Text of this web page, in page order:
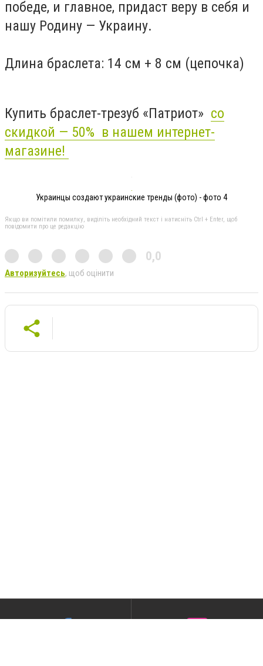
победе, и главное, придаст веру в себя и
нашу Родину — Украину.
Длина браслета: 14 см + 8 см (цепочка)
Купить браслет-трезуб «Патриот» со
скидкой — 50% в нашем интернет-
магазине!
Украинцы создают украинские тренды (фото) - фото 4
Якщо ви помітили помилку, виділіть необхідний текст і натисніть Ctrl + Enter, щоб
повідомити про це редакцію
0,0
Авторизуйтесь, щоб оцінити